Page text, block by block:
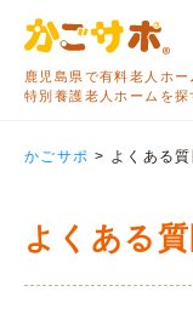
鹿児島県で有料老人ホー
特別養護老人ホームを探
かごサポ > よくある質
よくある質